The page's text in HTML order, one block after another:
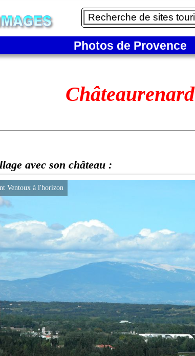
Photos de Provence
Châteaurenard
avec son château :
Ventoux à l'horizon